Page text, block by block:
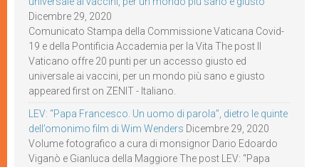
Dicembre 29, 2020
Comunicato Stampa della Commissione Vaticana Covid-
19 e della Pontificia Accademia per la Vita The post Il
Vaticano offre 20 punti per un accesso giusto ed
universale ai vaccini, per un mondo più sano e giusto
appeared first on ZENIT - Italiano.
LEV: “Papa Francesco. Un uomo di parola”, dietro le quinte
dell’omonimo film di Wim Wenders Dicembre 29, 2020
Volume fotografico a cura di monsignor Dario Edoardo
Viganò e Gianluca della Maggiore The post LEV: “Papa